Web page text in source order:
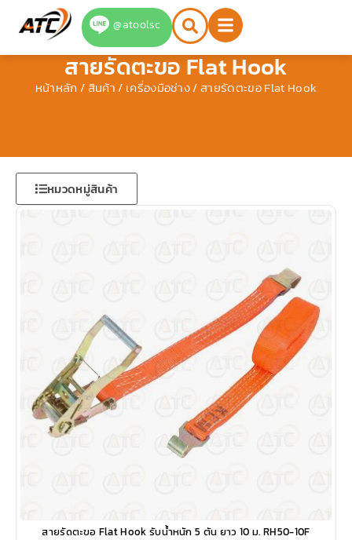
content
@atoolsc
สายรัดตะขอ Flat Hook
หน้าหลัก /สินค้า / เครื่องมือช่าง/ สายรัดตะขอ Flat Hook
หมวดหมู่สินค้า
สายรัดตะขอ Flat Hook รับน้ำหนัก 5 ตัน ยาว 10 ม. RH50-10F